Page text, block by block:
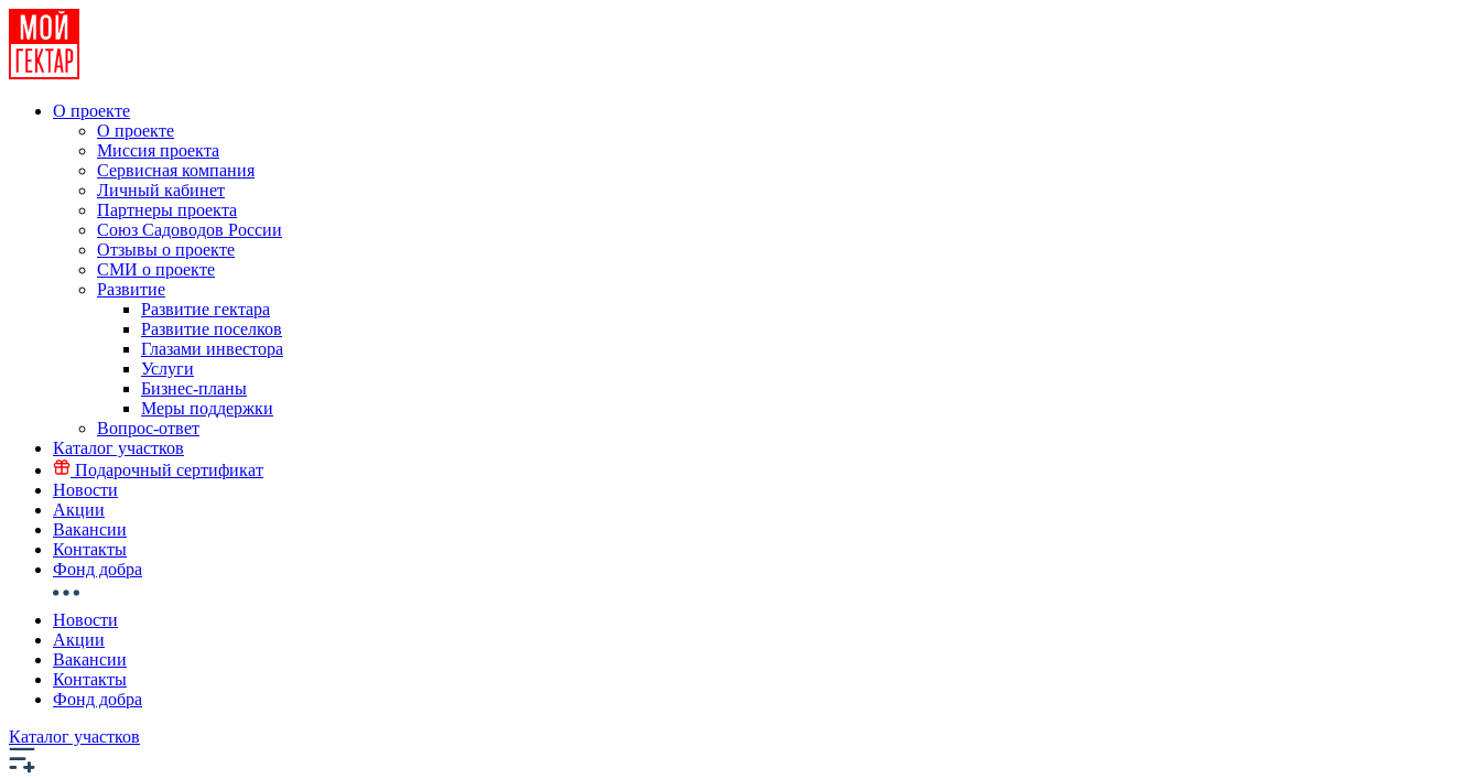
О проекте
О проекте
Миссия проекта
Сервисная компания
Личный кабинет
Партнеры проекта
Союз Садоводов России
Отзывы о проекте
СМИ о проекте
Развитие
Развитие гектара
Развитие поселков
Глазами инвестора
Услуги
Бизнес-планы
Меры поддержки
Вопрос-ответ
Каталог участков
Подарочный сертификат
Новости
Акции
Вакансии
Контакты
Фонд добра
Новости
Акции
Вакансии
Контакты
Фонд добра
Каталог участков